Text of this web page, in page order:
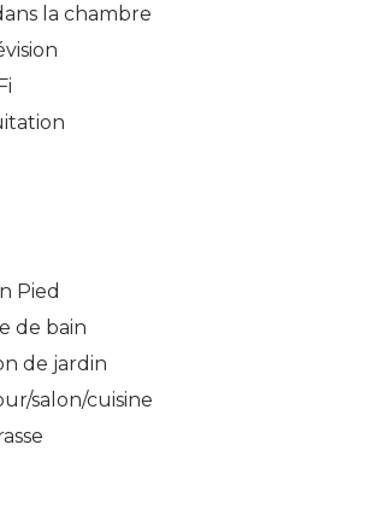
la chambre
Pied
de bain
de jardin
salon/cuisine